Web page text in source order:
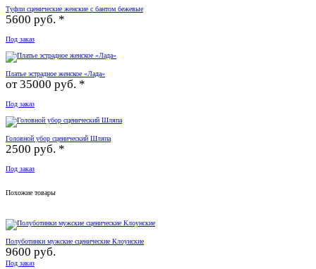
Туфли сценические женские с бантом бежевые
5600 руб. *
Под заказ
Платье эстрадное женское «Лада»
от35000 руб. *
Под заказ
Головной убор сценический Шляпа
2500 руб. *
Под заказ
Похожие товары
Полуботинки мужские сценические Клоунские
9600 руб.
Под заказ